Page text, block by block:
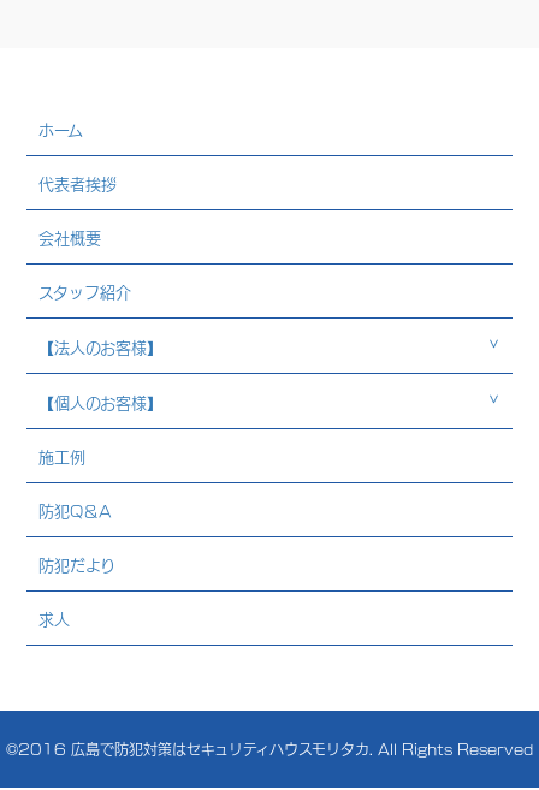
ホーム
代表者挨拶
会社概要
スタッフ紹介
【法人のお客様】
【個人のお客様】
施工例
防犯Q＆A
防犯だより
求人
©2016 広島で防犯対策はセキュリティハウスモリタカ. All Rights Reserved